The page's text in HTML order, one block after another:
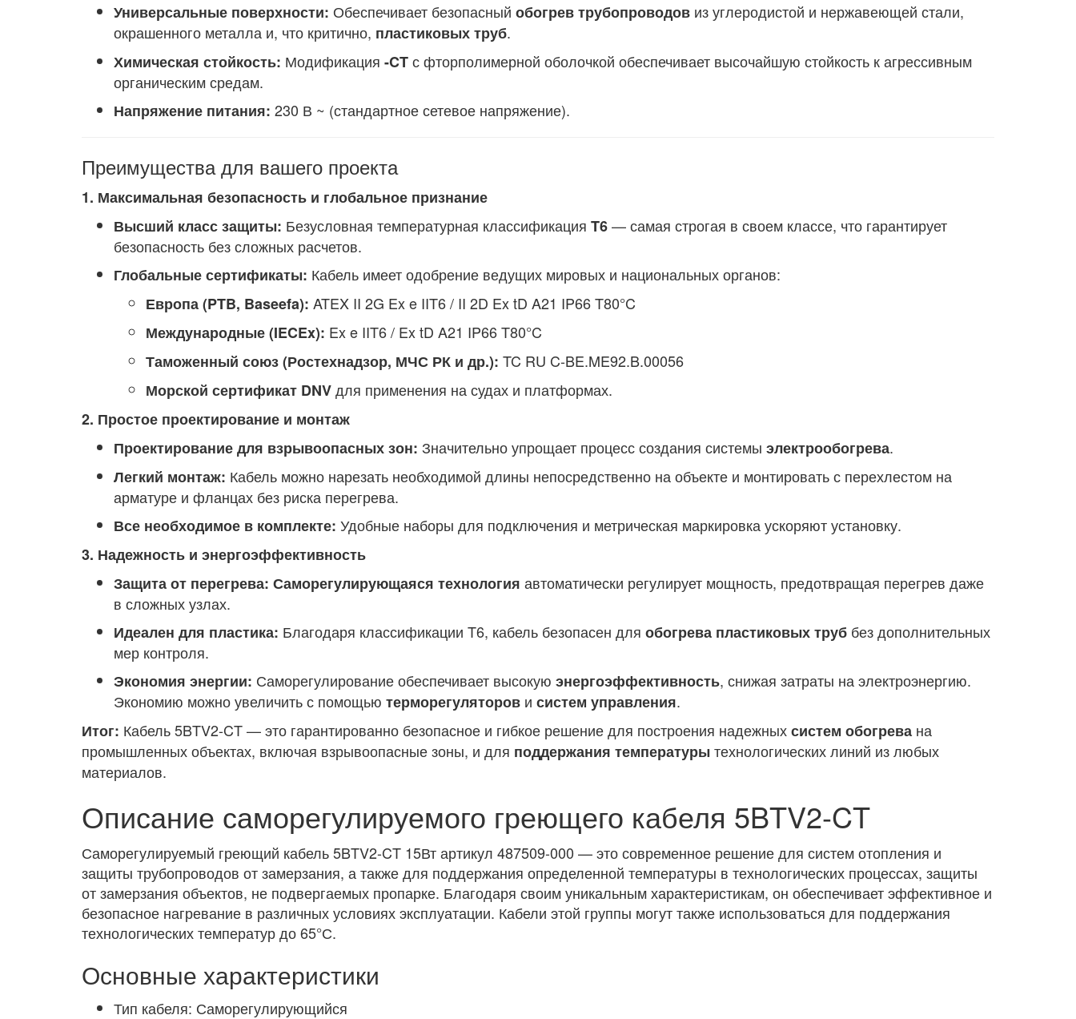
Универсальные поверхности: Обеспечивает безопасный обогрев трубопроводов из углеродистой и нержавеющей стали,
окрашенного металла и, что критично, пластиковых труб.
Химическая стойкость: Модификация -CTс фторполимерной оболочкой обеспечивает высочайшую стойкость к агрессивным
органическим средам.
Напряжение питания: 230 В ~ (стандартное сетевое напряжение).
Преимущества для вашего проекта
1. Максимальная безопасность и глобальное признание
Высший класс защиты: Безусловная температурная классификация T6— самая строгая в своем классе, что гарантирует
безопасность без сложных расчетов.
Глобальные сертификаты: Кабель имеет одобрение ведущих мировых и национальных органов:
Европа (PTB, Baseefa): ATEX II 2G Ex e IIT6 / II 2D Ex tD A21 IP66 T80°C
Международные (IECEx): Ex e IIT6 / Ex tD A21 IP66 T80°C
Таможенный союз (Ростехнадзор, МЧС РК и др.): TC RU C-BE.ME92.B.00056
Морской сертификат DNVдля применения на судах и платформах.
2. Простое проектирование и монтаж
Проектирование для взрывоопасных зон: Значительно упрощает процесс создания системы электрообогрева.
Легкий монтаж: Кабель можно нарезать необходимой длины непосредственно на объекте и монтировать с перехлестом на
арматуре и фланцах без риска перегрева.
Все необходимое в комплекте: Удобные наборы для подключения и метрическая маркировка ускоряют установку.
3. Надежность и энергоэффективность
Защита от перегрева: Саморегулирующаяся технология автоматически регулирует мощность, предотвращая перегрев даже
в сложных узлах.
Идеален для пластика: Благодаря классификации T6, кабель безопасен для обогрева пластиковых труб без дополнительных
мер контроля.
Экономия энергии: Саморегулирование обеспечивает высокую энергоэффективность, снижая затраты на электроэнергию.
Экономию можно увеличить с помощью терморегуляторов и систем управления.
Итог: Кабель 5BTV2-CT — это гарантированно безопасное и гибкое решение для построения надежныхсистем обогрева на
промышленных объектах, включая взрывоопасные зоны, и для поддержания температуры технологических линий из любых
материалов.
Описание саморегулируемого греющего кабеля 5BTV2-CT
Саморегулируемый греющий кабель 5BTV2-CT 15Вт артикул 487509-000 — это современное решение для систем отопления и
защиты трубопроводов от замерзания, а также для поддержания определенной температуры в технологических процессах, защиты
от замерзания объектов, не подвергаемых пропарке. Благодаря своим уникальным характеристикам, он обеспечивает эффективное и
безопасное нагревание в различных условиях эксплуатации. Кабели этой группы могут также использоваться для поддержания
технологических температур до 65°С.
Основные характеристики
Тип кабеля: Саморегулирующийся